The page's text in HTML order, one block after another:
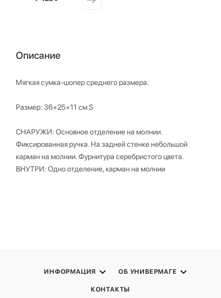
Описание
Мягкая сумка-шопер среднего размера.
Размер: 36×25×11 см S
СНАРУЖИ: Основное отделение на молнии.
Фиксированная ручка. На задней стенке небольшой
карман на молнии. Фурнитура серебристого цвета.
ВНУТРИ: Одно отделение, карман на молнии
ИНФОРМАЦИЯ ОБ УНИВЕРМАГЕ
КОНТАКТЫ